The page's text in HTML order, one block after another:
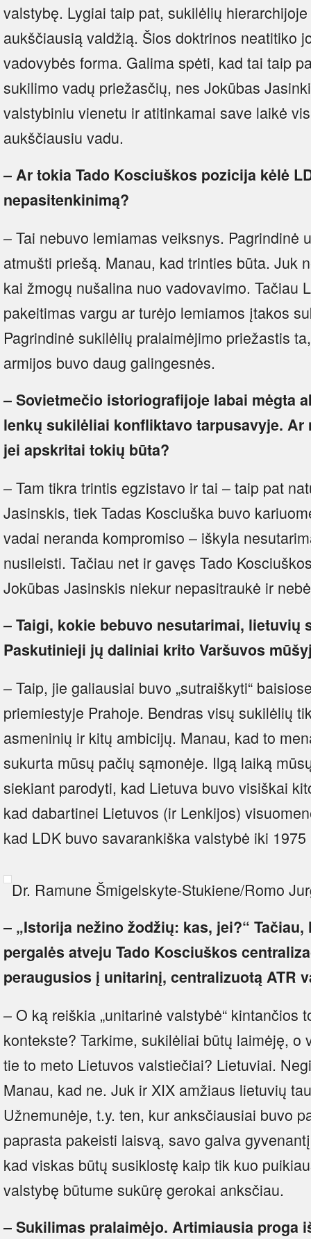
valstybę. Lygiai taip pat, sukilėlių
aukščiausią valdžią. Šios doktrinos neatitiko
vadovybės forma. Galima spėti, kad tai taip
sukilimo vadų priežasčių, nes Jokūbas
valstybiniu vienetu ir atitinkamai save laikė
aukščiausiu vadu.
– Ar tokia Tado Kosciuškos pozicija kėlė
nepasitenkinimą?
– Tai nebuvo lemiamas veiksnys. Pagrindinė
atmušti priešą. Manau, kad trinties būta. Juk
kai žmogų nušalina nuo vadovavimo. Tačiau
pakeitimas vargu ar turėjo lemiamos įtakos
Pagrindinė sukilėlių pralaimėjimo priežastis
armijos buvo daug galingesnės.
– Sovietmečio istoriografijoje labai mėgta
lenkų sukilėliai konfliktavo tarpusavyje. Ar
jei apskritai tokių būta?
– Tam tikra trintis egzistavo ir tai – taip pat
Jasinskis, tiek Tadas Kosciuška buvo
vadai neranda kompromiso – iškyla
nusileisti. Tačiau net ir gavęs Tado
Jokūbas Jasinskis niekur nepasitraukė ir
– Taigi, kokie bebuvo nesutarimai, lietuvių
Paskutinieji jų daliniai krito Varšuvos
– Taip, jie galiausiai buvo „sutraiškyti“
priemiestyje Prahoje. Bendras visų sukilėlių
asmeninių ir kitų ambicijų. Manau, kad to
sukurta mūsų pačių sąmonėje. Ilgą laiką
siekiant parodyti, kad Lietuva buvo visiškai
kad dabartinei Lietuvos (ir Lenkijos)
kad LDK buvo savarankiška valstybė iki 1975
Dr. Ramune Šmigelskyte-Stukiene/Romo
– „Istorija nežino žodžių: kas, jei?“
pergalės atveju Tado Kosciuškos
peraugusios į unitarinį, centralizuotą ATR
– O ką reiškia „unitarinė valstybė“ kintančios
kontekste? Tarkime, sukilėliai būtų laimėję, o
tie to meto Lietuvos valstiečiai? Lietuviai.
Manau, kad ne. Juk ir XIX amžiaus lietuvių
Užnemunėje, t.y. ten, kur anksčiausiai buvo
paprasta pakeisti laisvą, savo galva
kad viskas būtų susiklostę kaip tik kuo
valstybę būtume sukūrę gerokai anksčiau.
– Sukilimas pralaimėjo. Artimiausia proga